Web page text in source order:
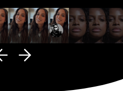
Fana Hues